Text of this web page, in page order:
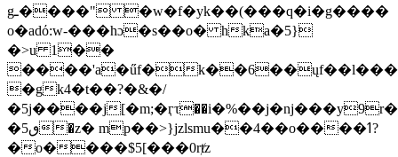
gـ����" �w�f�yk��(���q�i�g����
o�adό:w-���hɔ�s��o� hka�5}
�>u 1��
����'a�űf�
�gk4�t��?�&�/
�5j����j
�ٯ5�z� mp��>}jzlsmu��4��o����ߗ?
�o����$5[���0rⱦz